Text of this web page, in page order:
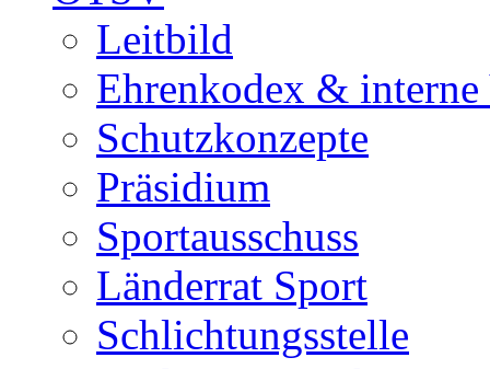
Leitbild
Ehrenkodex &
Schutzkonzepte
Präsidium
Sportausschuss
Länderrat Sport
Schlichtungsstelle